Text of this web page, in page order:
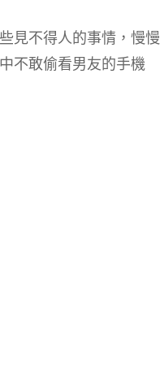
見不得人的事情，慢慢
不敢偷看男友的手機